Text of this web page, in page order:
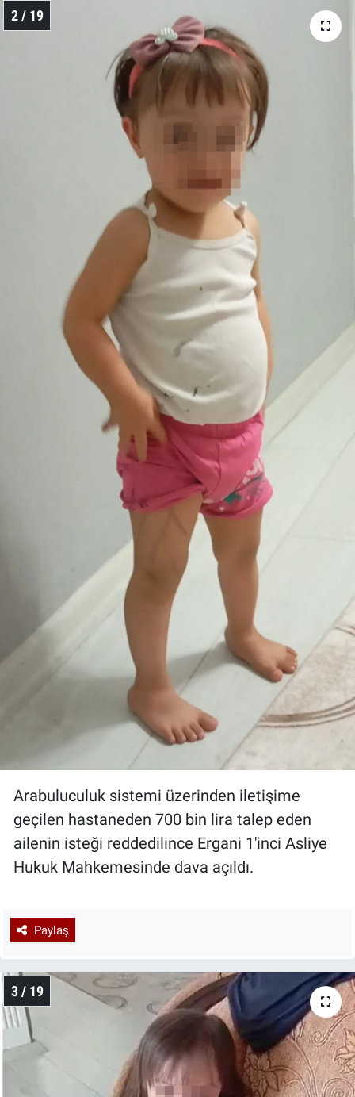
2 / 19
Arabuluculuk sistemi üzerinden iletişime
geçilen hastaneden 700 bin lira talep eden
ailenin isteği reddedilince Ergani 1'inci Asliye
Hukuk Mahkemesinde dava açıldı.
Paylaş
3 / 19